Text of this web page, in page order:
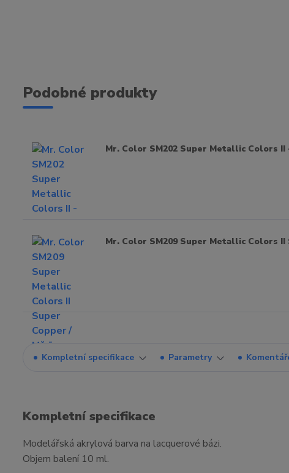
Podobné produkty
Mr. Color SM202 Super Metallic Colors
Mr. Color SM209 Super Metallic Colors II
Kompletní specifikace Parametry
Kompletní specifikace
Modelářská akrylová barva na lacquerové bázi.
Objem balení 10 ml.